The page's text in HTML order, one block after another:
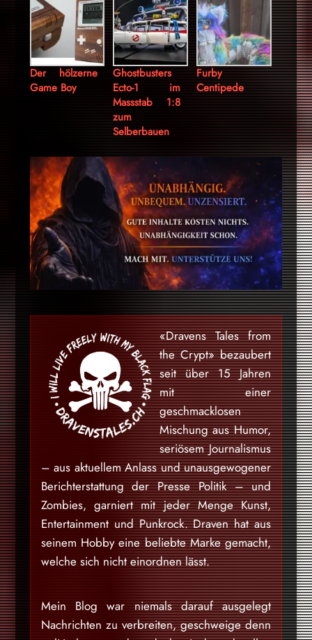
Der hölzerne
Game Boy
Ghostbusters
Ecto-1 im
Massstab 1:8
zum
Selberbauen
Furby
Centipede
«Dravens Tales from
the Crypt» bezaubert
seit über 15 Jahren
mit einer
geschmacklosen
Mischung aus Humor,
seriösem Journalismus
– aus aktuellem Anlass und unausgewogener
Berichterstattung der Presse Politik – und
Zombies, garniert mit jeder Menge Kunst,
Entertainment und Punkrock. Draven hat aus
seinem Hobby eine beliebte Marke gemacht,
welche sich nicht einordnen lässt.
Mein Blog war niemals darauf ausgelegt
Nachrichten zu verbreiten, geschweige denn